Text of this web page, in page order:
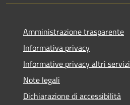
Amministrazione trasparente
Informativa privacy
Informative privacy altri servizi
Note legali
Dichiarazione di accessibilità